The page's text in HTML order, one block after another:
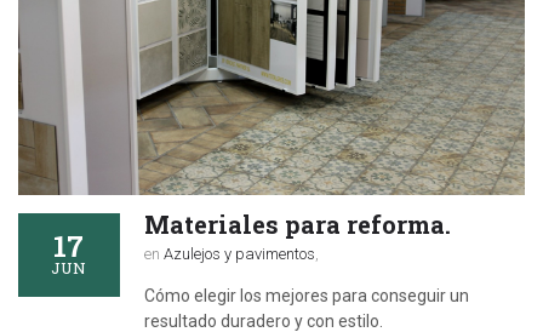
17
JUN
Materiales para reforma.
en Azulejos y pavimentos
Cómo elegir los mejores para conseguir un
resultado duradero y con estilo.